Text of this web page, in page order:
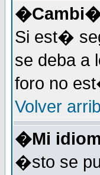
�Cambi�
Si est�
se deba a
foro no
Volver
�Mi
�sto se